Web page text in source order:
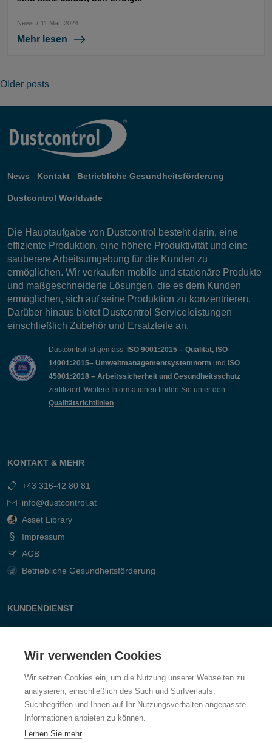
News / 11 Mar, 2024
Mehr lesen
Posts
navigation
Older posts
News Kontakt Betriebliche Gesundheitsförderung
Dustcontrol Worldwide
Die Hauptaufgabe von Dustcontrol besteht darin, eine
effiziente Produktion, eine höhere Produktivität und eine
sauberere Arbeitsumgebung für die Kunden zu
ermöglichen. Wir verkaufen mobile und stationäre Produkte
und maßgeschneiderte Lösungen, die es dem Kunden
ermöglichen, sich auf seine Produktion zu konzentrieren.
Darüber hinaus bietet Dustcontrol Serviceleistungen
einschließlich Zubehör und Ersatzteile an.
Dustcontrol ist gemäss
ISO 9001:2015 – Qualität, ISO
14001:2015– Umweltmanagementsystemnorm und ISO
45001:2018 – Arbeitssicherheit und Gesundheitsschutz
zertifiziert. Weitere Informationen finden Sie unter den
Qualitätsrichtlinien.
KONTAKT & MEHR
+43 316-42 80 81
info@dustcontrol.at
Asset Library
Impressum
AGB
Betriebliche Gesundheitsförderung
KUNDENDIENST
Fragen & Antworten
Wir verwenden Cookies
Wir setzen Cookies ein, um die Nutzung unserer Webseiten zu
analysieren, einschließlich des Such und Surfverlaufs,
Suchbegriffen und Ihnen auf Ihr Nutzungsverhalten angepasste
Informationen anbieten zu können.
Lernen Sie mehr